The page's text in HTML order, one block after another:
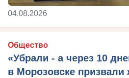
04.08.2026
Общество
«Убрали - а через 10
в Морозовске призвали